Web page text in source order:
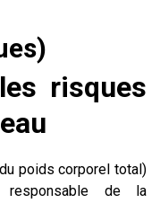
risques
poids corporel total)
responsable de la